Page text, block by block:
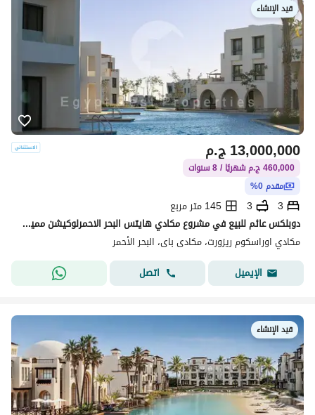
قيد الإنشاء
ج.م13,000,000
460,000 ج.م شهريًا / 8 سنوات
مقدم 0%
3
3
145 متر مربع
دوبلكس عائم للبيع في مشروع مكادي هايتس البحر الاحمرلوكيشن مميز جدا و شايف البحر بالكامل و اقساط علي 8 سنين
مكادي اوراسكوم ريزورت، مكادى باى، البحر الأحمر
الإيميل
اتصل
قيد الإنشاء